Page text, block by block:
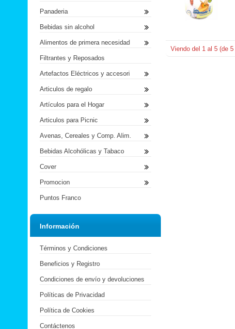
Viendo del 1 al 5 (de 5
Panaderia
Bebidas sin alcohol
Alimentos de primera necesidad
Filtrantes y Reposados
Artefactos Eléctricos y accesori
Articulos de regalo
Artículos para el Hogar
Articulos para Picnic
Avenas, Cereales y Comp. Alim.
Bebidas Alcohólicas y Tabaco
Cover
Promocion
Puntos Franco
Información
Términos y Condiciones
Beneficios y Registro
Condiciones de envío y devoluciones
Políticas de Privacidad
Política de Cookies
Contáctenos